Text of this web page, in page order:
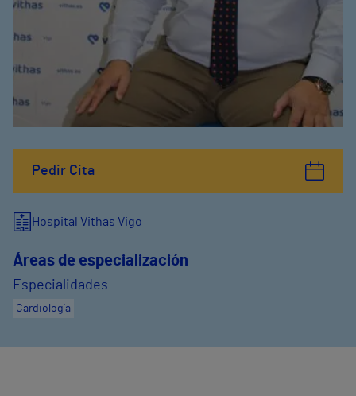
Pedir Cita
Hospital Vithas Vigo
Áreas de especialización
Especialidades
Cardiología